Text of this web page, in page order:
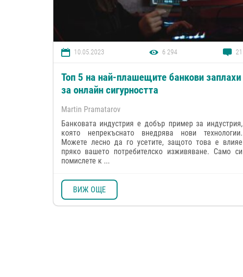
10.05.2023 6 294 21
Топ 5 на най-плашещите банкови заплахи
за онлайн сигурността
Martin Pramatarov
Банковата индустрия е добър пример за индустрия,
която непрекъснато внедрява нови технологии.
Можете лесно да го усетите, защото това е влияе
пряко вашето потребителско изживяване. Само си
помислете к ...
ВИЖ ОЩЕ